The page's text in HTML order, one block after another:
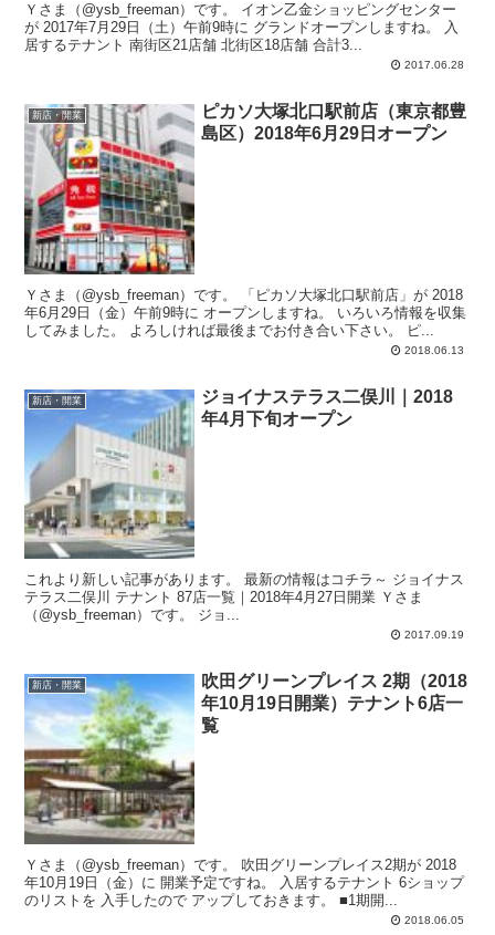
Ｙさま（@ysb_freeman）です。 イオン乙金ショッピングセンター
が 2017年7月29日（土）午前9時に グランドオープンしますね。 入
居するテナント 南街区21店舗 北街区18店舗 合計3...
2017.06.28
新店・開業
ピカソ大塚北口駅前店（東京都豊
島区）2018年6月29日オープン
Ｙさま（@ysb_freeman）です。 「ピカソ大塚北口駅前店」が 2018
年6月29日（金）午前9時に オープンしますね。 いろいろ情報を収集
してみました。 よろしければ最後までお付き合い下さい。 ピ...
2018.06.13
新店・開業
ジョイナステラス二俣川｜2018
年4月下旬オープン
これより新しい記事があります。 最新の情報はコチラ～ ジョイナス
テラス二俣川 テナント 87店一覧｜2018年4月27日開業 Ｙさま
（@ysb_freeman）です。 ジョ...
2017.09.19
新店・開業
吹田グリーンプレイス 2期（2018
年10月19日開業）テナント6店一
覧
Ｙさま（@ysb_freeman）です。 吹田グリーンプレイス2期が 2018
年10月19日（金）に 開業予定ですね。 入居するテナント 6ショップ
のリストを 入手したので アップしておきます。 ■1期開...
2018.06.05